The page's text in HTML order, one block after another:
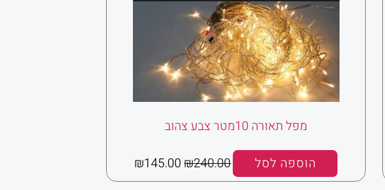
מפל תאורה 10מטר צבע צהוב
הוספה לסל
₪240.00
₪145.00